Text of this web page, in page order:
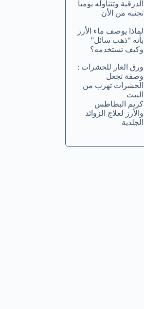
الدرقية وتتناوله يومياً
تجنبه من الأن
لماذا يوصف ماء الأرز
بأنه “ذهب سائل”
وكيف تستخدمه؟
ورق الغار للحشرات :
وصفة تجعل
الحشرات تهرب من
البيت
كريم البطاطس
والأرز لعلاج الزوائد
الجلدية